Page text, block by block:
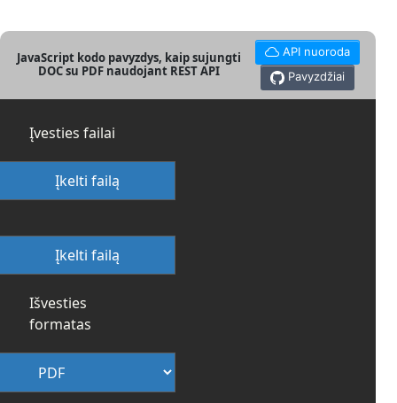
JavaScript kodo pavyzdys, kaip sujungti
DOC su PDF naudojant REST API
API nuoroda
Pavyzdžiai
Įvesties failai
Įkelti failą
Įkelti failą
Išvesties
formatas